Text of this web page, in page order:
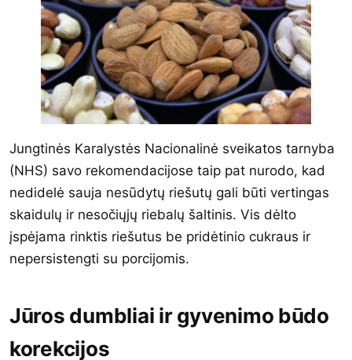
Jungtinės Karalystės Nacionalinė sveikatos tarnyba
(NHS) savo rekomendacijose taip pat nurodo, kad
nedidelė sauja nesūdytų riešutų gali būti vertingas
skaidulų ir nesočiųjų riebalų šaltinis. Vis dėlto
įspėjama rinktis riešutus be pridėtinio cukraus ir
nepersistengti su porcijomis.
Jūros dumbliai ir gyvenimo būdo
korekcijos